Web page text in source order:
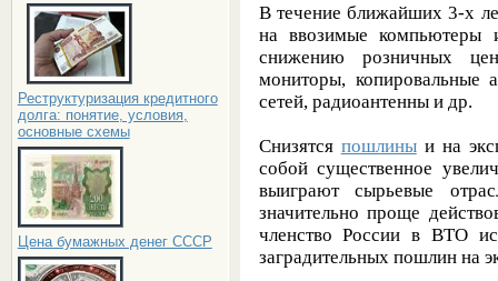
Реструктуризация кредитного
долга: понятие, условия,
основные схемы
Цена бумажных денег СССР
В течение ближайших 3-х
на ввозимые компьютеры
снижению розничных
мониторы, копировальные
сетей, радиоантенны и др.
Снизятся пошлиныи на
собой существенное
выиграют сырьевые
значительно проще
членство России в ВТО
заградительных пошлин на